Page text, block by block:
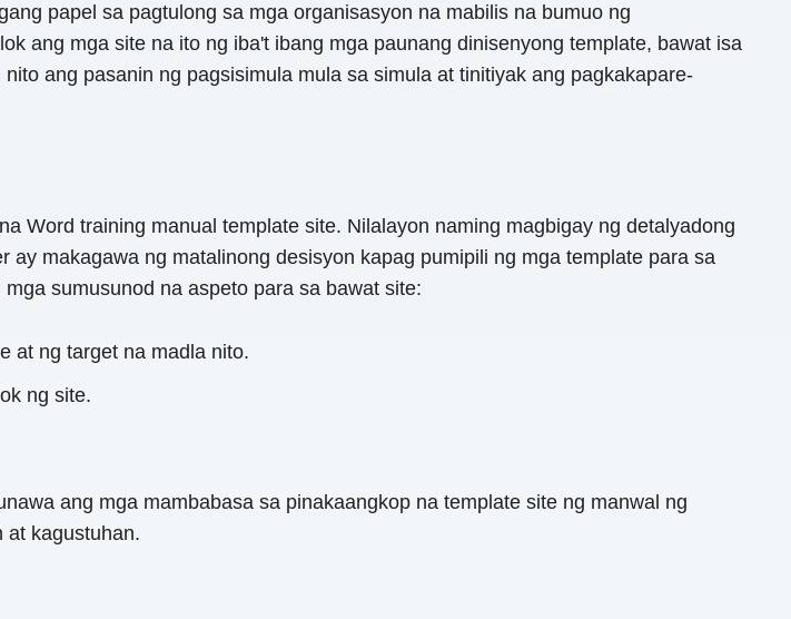
papel sa pagtulong sa mga organisasyon na mabilis na bumuo ng
ang mga site na ito ng iba't ibang mga paunang dinisenyong template, bawat isa
ang pasanin ng pagsisimula mula sa simula at tinitiyak ang pagkakapare-
Word training manual template site. Nilalayon naming magbigay ng detalyadong
makagawa ng matalinong desisyon kapag pumipili ng mga template para sa
sumusunod na aspeto para sa bawat site:
at ng target na madla nito.
ng site.
ang mga mambabasa sa pinakaangkop na template site ng manwal ng
at kagustuhan.